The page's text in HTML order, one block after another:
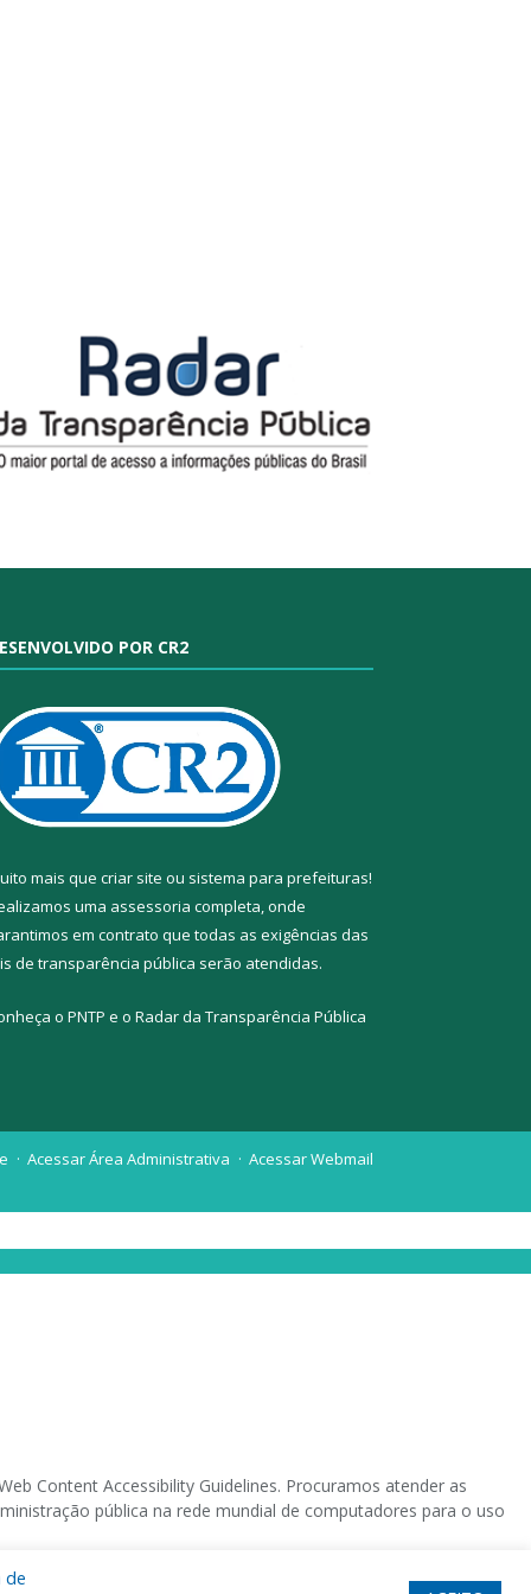
POR CR2
mais que criar site ou sistema para prefeituras!
uma assessoria completa, onde
em contrato que todas as exigências das
de transparência pública serão atendidas.
o PNTP e o Radar da Transparência Pública
Acessar Área Administrativa Acessar Webmail
de
Content Accessibility Guidelines. Procuramos atender as
pública na rede mundial de computadores para o uso
operacional destinado deficientes visuais.